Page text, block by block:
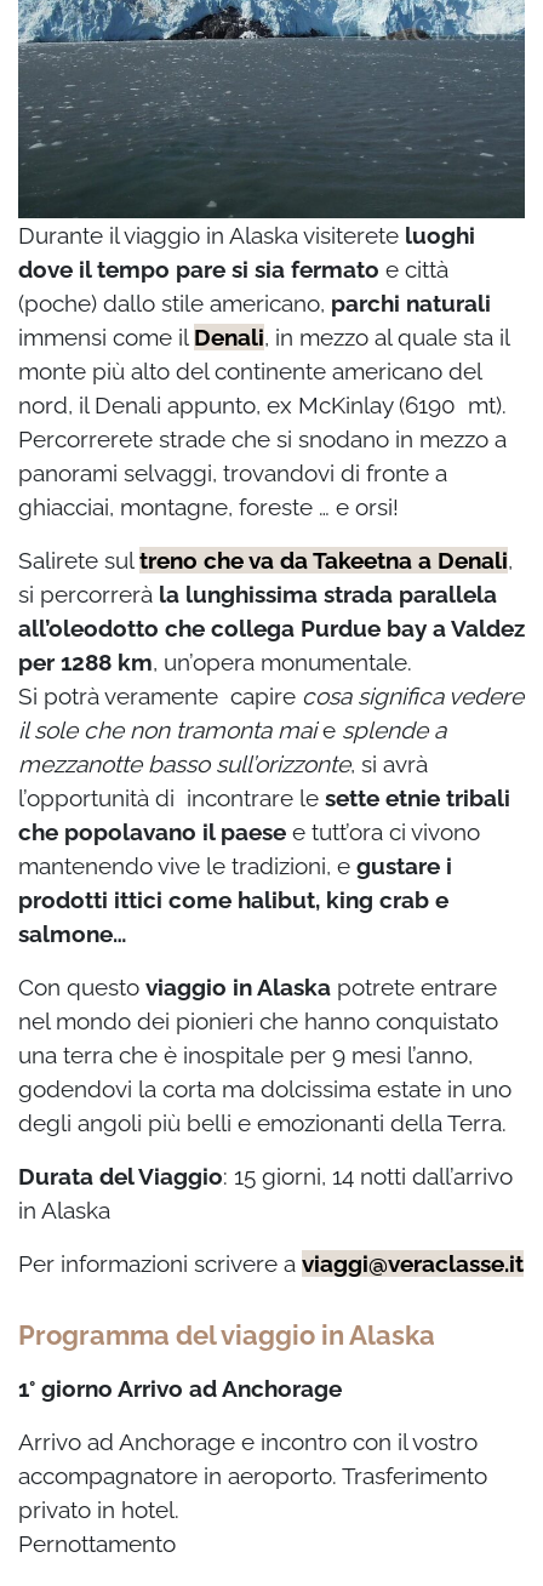
Durante il viaggio in Alaska visiterete luoghi
dove il tempo pare si sia fermato e città
(poche) dallo stile americano, parchi naturali
immensi come il Denali, in mezzo al quale sta il
monte più alto del continente americano del
nord, il Denali appunto, ex McKinlay (6190 mt).
Percorrerete strade che si snodano in mezzo a
panorami selvaggi, trovandovi di fronte a
ghiacciai, montagne, foreste … e orsi!
Salirete sultreno che va da Takeetna a Denali,
si percorrerà la lunghissima strada parallela
all’oleodotto che collega Purdue bay a Valdez
per 1288 km, un’opera monumentale.
Si potrà veramente capire cosa significa vedere
il sole che non tramonta maie splende a
mezzanotte basso sull’orizzonte, si avrà
l’opportunità di incontrare le sette etnie tribali
che popolavano il paese e tutt’ora ci vivono
mantenendo vive le tradizioni, e gustare i
prodotti ittici come halibut, king crab e
salmone…
Con questo viaggio in Alaska potrete entrare
nel mondo dei pionieri che hanno conquistato
una terra che è inospitale per 9 mesi l’anno,
godendovi la corta ma dolcissima estate in uno
degli angoli più belli e emozionanti della Terra.
Durata del Viaggio: 15 giorni, 14 notti dall’arrivo
in Alaska
Per informazioni scrivere a viaggi@veraclasse.it
Programma del viaggio in Alaska
1° giorno Arrivo ad Anchorage
Arrivo ad Anchorage e incontro con il vostro
accompagnatore in aeroporto. Trasferimento
privato in hotel.
Pernottamento